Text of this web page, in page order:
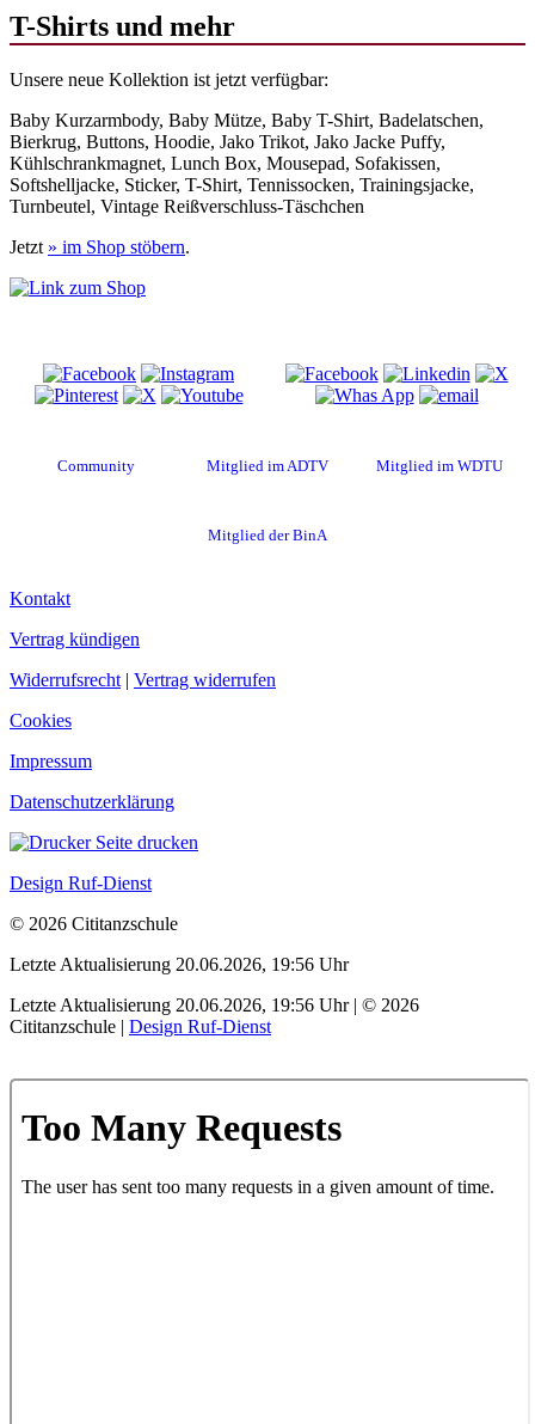
T-Shirts und mehr
Unsere neue Kollektion ist jetzt verfügbar:
Baby Kurzarmbody, Baby Mütze, Baby T-Shirt, Badelatschen,
Bierkrug, Buttons, Hoodie, Jako Trikot, Jako Jacke Puffy,
Kühlschrankmagnet, Lunch Box, Mousepad, Sofakissen,
Softshelljacke, Sticker, T-Shirt, Tennissocken, Trainingsjacke,
Turnbeutel, Vintage Reißverschluss-Täschchen
Jetzt » im Shop stöbern.
Community Mitglied im ADTV Mitglied im WDTU
Mitglied der BinA
Kontakt
Vertrag kündigen
Widerrufsrecht | Vertrag widerrufen
Cookies
Impressum
Datenschutzerklärung
Seite drucken
Design Ruf-Dienst
© 2026 Cititanzschule
Letzte Aktualisierung 20.06.2026, 19:56 Uhr
Letzte Aktualisierung 20.06.2026, 19:56 Uhr | © 2026
Cititanzschule | Design Ruf-Dienst